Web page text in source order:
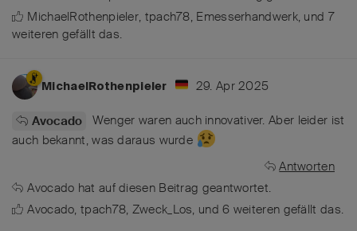
MichaelRothenpieler, tpach78, Emesserhandwerk, und 7
weiteren gefällt das.
MichaelRothenpieler 29. Apr 2025
Avocado
Wenger waren auch innovativer. Aber leider ist
auch bekannt, was daraus wurde
Antworten
Avocado hat auf diesen Beitrag geantwortet.
Avocado,tpach78, Zweck_Los, und6 weiteren gefällt das.